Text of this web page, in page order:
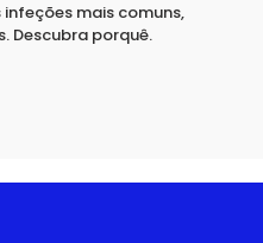
mais comuns,
Descubra porquê.